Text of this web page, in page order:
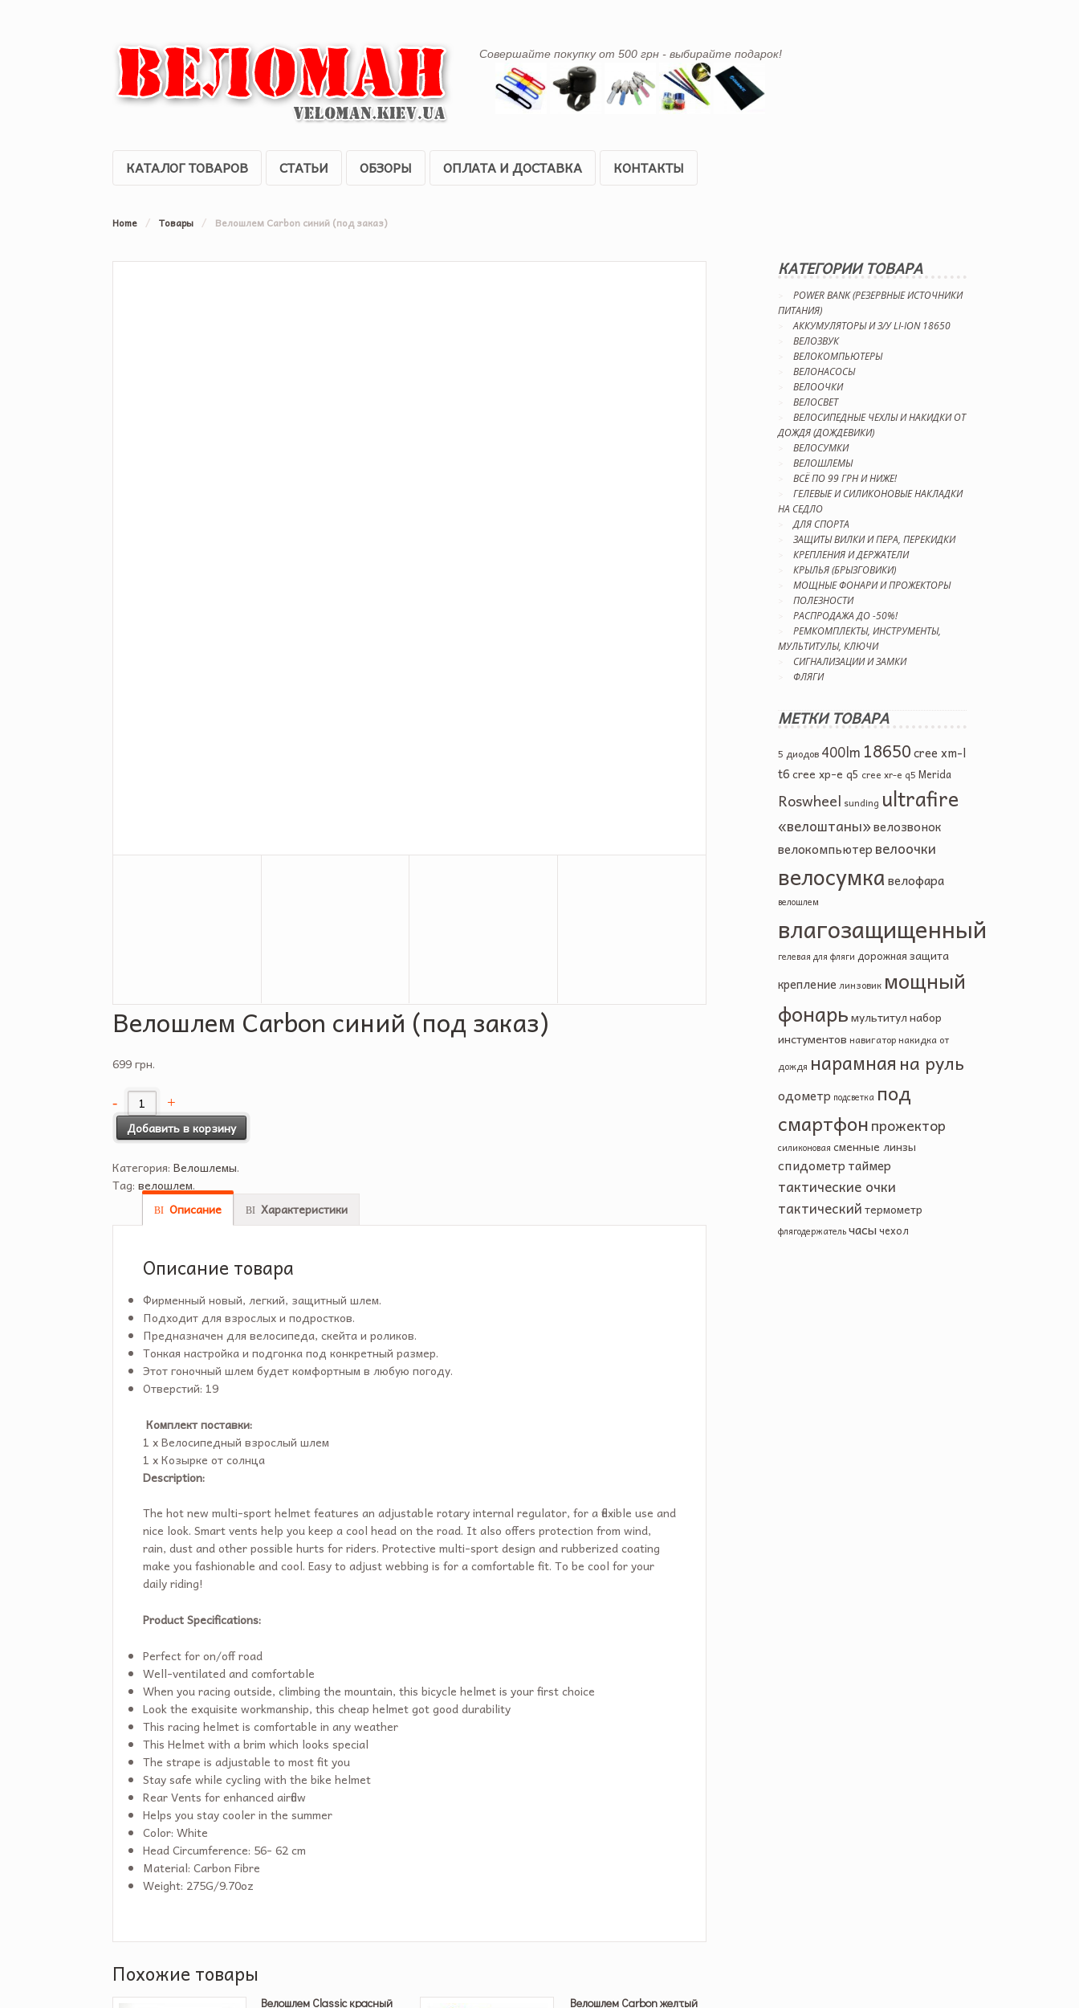
Совершайте покупку от 500 грн - выбирайте подарок!
КАТАЛОГ ТОВАРОВ СТАТЬИ ОБЗОРЫ ОПЛАТА И ДОСТАВКА КОНТАКТЫ
Home / Товары / Велошлем Carbon синий (под заказ)
Велошлем Carbon синий (под заказ)
699 грн.
Добавить в корзину
Категория:Велошлемы.
Tag:велошлем.
Описание
Характеристики
Описание товара
Фирменный новый, легкий, защитный шлем.
Подходит для взрослых и подростков.
Предназначен для велосипеда, скейта и роликов.
Тонкая настройка и подгонка под конкретный размер.
Этот гоночный шлем будет комфортным в любую погоду.
Отверстий: 19
Комплект поставки:
1 x Велосипедный взрослый шлем
1 x Козырке от солнца
Description:
The hot new multi-sport helmet features an adjustable rotary internal regulator, for a flexible use and
nice look. Smart vents help you keep a cool head on the road. It also offers protection from wind,
rain, dust and other possible hurts for riders. Protective multi-sport design and rubberized coating
make you fashionable and cool. Easy to adjust webbing is for a comfortable fit. To be cool for your
daily riding!
Product Specifications:
Perfect for on/off road
Well-ventilated and comfortable
When you racing outside, climbing the mountain, this bicycle helmet is your first choice
Look the exquisite workmanship, this cheap helmet got good durability
This racing helmet is comfortable in any weather
This Helmet with a brim which looks special
The strape is adjustable to most fit you
Stay safe while cycling with the bike helmet
Rear Vents for enhanced airflow
Helps you stay cooler in the summer
Color: White
Head Circumference: 56- 62 cm
Material: Carbon Fibre
Weight: 275G/9.70oz
Похожие товары
Велошлем Classic красный Велошлем Carbon желтый
КАТЕГОРИИ ТОВАРА
POWER BANK (РЕЗЕРВНЫЕ ИСТОЧНИКИ
ПИТАНИЯ)
АККУМУЛЯТОРЫ И З/У LI-ION 18650
ВЕЛОЗВУК
ВЕЛОКОМПЬЮТЕРЫ
ВЕЛОНАСОСЫ
ВЕЛООЧКИ
ВЕЛОСВЕТ
ВЕЛОСИПЕДНЫЕ ЧЕХЛЫ И НАКИДКИ ОТ
ДОЖДЯ (ДОЖДЕВИКИ)
ВЕЛОСУМКИ
ВЕЛОШЛЕМЫ
ВСЁ ПО 99 ГРН И НИЖЕ!
ГЕЛЕВЫЕ И СИЛИКОНОВЫЕ НАКЛАДКИ
НА СЕДЛО
ДЛЯ СПОРТА
ЗАЩИТЫ ВИЛКИ И ПЕРА, ПЕРЕКИДКИ
КРЕПЛЕНИЯ И ДЕРЖАТЕЛИ
КРЫЛЬЯ (БРЫЗГОВИКИ)
МОЩНЫЕ ФОНАРИ И ПРОЖЕКТОРЫ
ПОЛЕЗНОСТИ
РАСПРОДАЖА ДО -50%!
РЕМКОМПЛЕКТЫ, ИНСТРУМЕНТЫ,
МУЛЬТИТУЛЫ, КЛЮЧИ
СИГНАЛИЗАЦИИ И ЗАМКИ
ФЛЯГИ
МЕТКИ ТОВАРА
5 диодов 400lm 18650cree xm-l
t6 cree xp-e q5 cree xr-e q5 Merida
Roswheel sunding ultrafire
«велоштаны»велозвонок
велокомпьютер велоочки
велосумкавелофара
велошлем
влагозащищенный
гелевая для фляги дорожная защита
крепление линзовик мощный
фонарьмультитулнабор
инстументов навигаторнакидка от
дождя нарамнаяна руль
одометр подсветка под
смартфонпрожектор
силиконовая сменные линзы
спидометр таймер
тактические очки
тактический термометр
флягодержательчасычехол